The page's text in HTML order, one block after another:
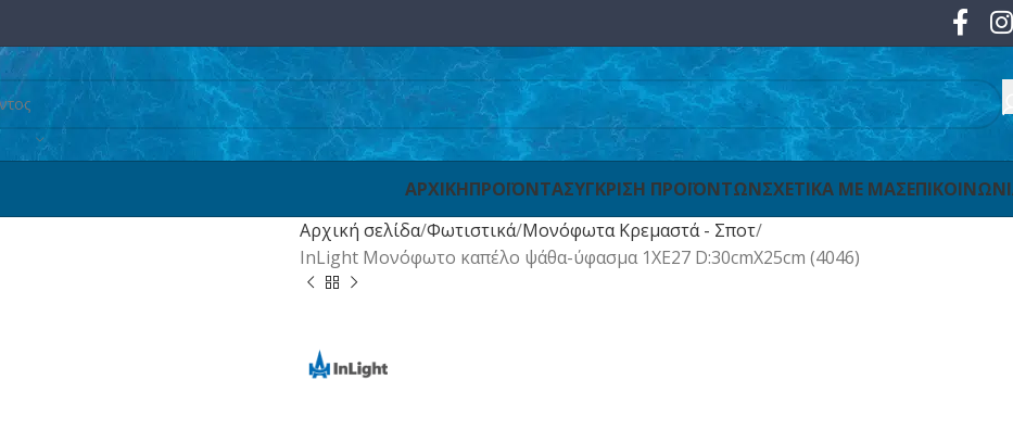
ΑΡΧΙΚΗΠΡΟΪΟΝΤΑΣΥΓΚΡΙΣΗ ΠΡΟΪΟΝΤΩΝΣΧΕΤΙΚΑ ΜΕ ΜΑΣ
Αρχική σελίδα Φωτιστικά Μονόφωτα Κρεμαστά - Σποτ
InLight Μονόφωτο καπέλο ψάθα-ύφασμα 1XE27 D:30cmX25cm (4046)